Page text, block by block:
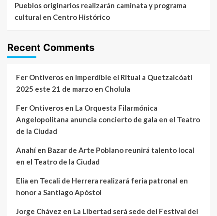
Pueblos originarios realizarán caminata y programa
cultural en Centro Histórico
Recent Comments
Fer Ontiveros en Imperdible el Ritual a Quetzalcóatl
2025 este 21 de marzo en Cholula
Fer Ontiveros en La Orquesta Filarmónica
Angelopolitana anuncia concierto de gala en el Teatro
de la Ciudad
Anahíen Bazar de Arte Poblano reunirá talento local
en el Teatro de la Ciudad
Elia en Tecali de Herrera realizará feria patronal en
honor a Santiago Apóstol
Jorge Chávez en La Libertad será sede del Festival del